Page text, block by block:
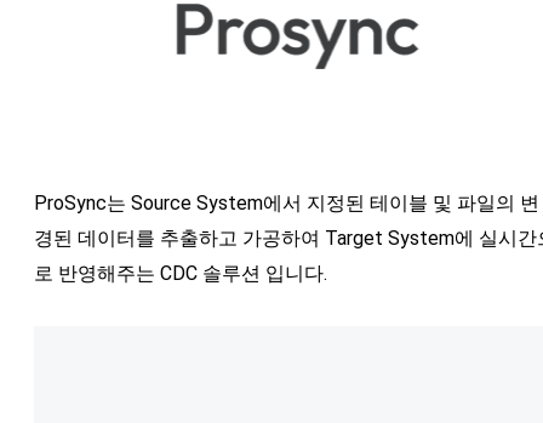
ProSync는 Source System에서 지정된 테이블 및 파일의 변
경된 데이터를 추출하고 가공하여 Target System에 실시간
로 반영해주는 CDC 솔루션 입니다.